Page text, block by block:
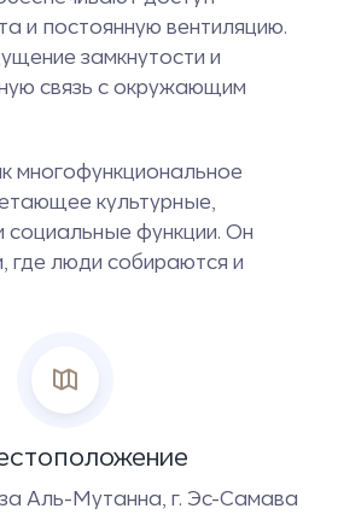
и постоянную вентиляцию.
замкнутости и
связь с окружающим
многофункциональное
культурные,
социальные функции. Он
где люди собираются и
Аль-Мутанна, г. Эс-Самава